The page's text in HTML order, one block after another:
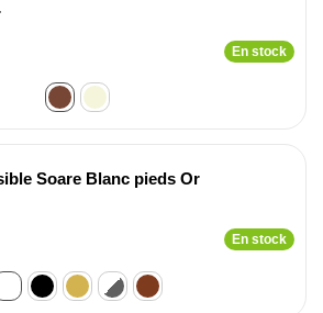
En stock
Soare Blanc pieds Or
En stock